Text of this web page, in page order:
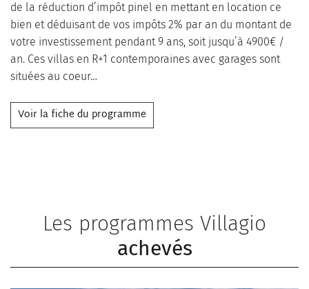
de la réduction d’impôt pinel en mettant en location ce
bien et déduisant de vos impôts 2% par an du montant de
votre investissement pendant 9 ans, soit jusqu’à 4900€ /
an. Ces villas en R+1 contemporaines avec garages sont
situées au coeur…
Voir la fiche du programme
Les programmes Villagio
achevés